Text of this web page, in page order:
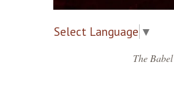
Select Language ▼
The